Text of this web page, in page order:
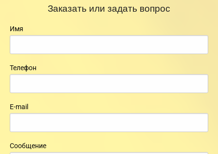
Заказать или задать вопрос
Имя
Телефон
E-mail
Сообщение